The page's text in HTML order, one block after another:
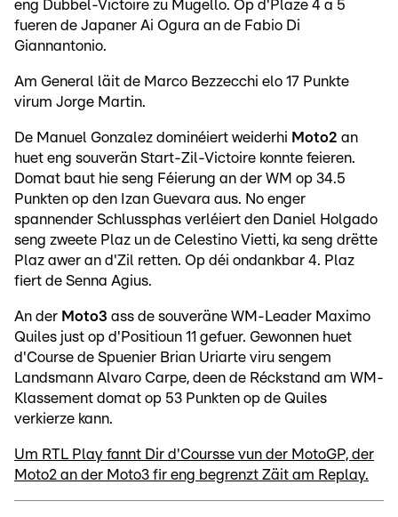
eng Dubbel-Victoire zu Mugello. Op d'Plaze 4 a 5
fueren de Japaner Ai Ogura an de Fabio Di
Giannantonio.
Am General läit de Marco Bezzecchi elo 17 Punkte
virum Jorge Martin.
De Manuel Gonzalez dominéiert weiderhi Moto2 an
huet eng souverän Start-Zil-Victoire konnte feieren.
Domat baut hie seng Féierung an der WM op 34.5
Punkten op den Izan Guevara aus. No enger
spannender Schlussphas verléiert den Daniel Holgado
seng zweete Plaz un de Celestino Vietti, ka seng drëtte
Plaz awer an d'Zil retten. Op déi ondankbar 4. Plaz
fiert de Senna Agius.
An der Moto3 ass de souveräne WM-Leader Maximo
Quiles just op d'Positioun 11 gefuer. Gewonnen huet
d'Course de Spuenier Brian Uriarte viru sengem
Landsmann Alvaro Carpe, deen de Réckstand am WM-
Klassement domat op 53 Punkten op de Quiles
verkierze kann.
Um RTL Play fannt Dir d'Coursse vun der MotoGP, der
Moto2 an der Moto3 fir eng begrenzt Zäit am Replay.